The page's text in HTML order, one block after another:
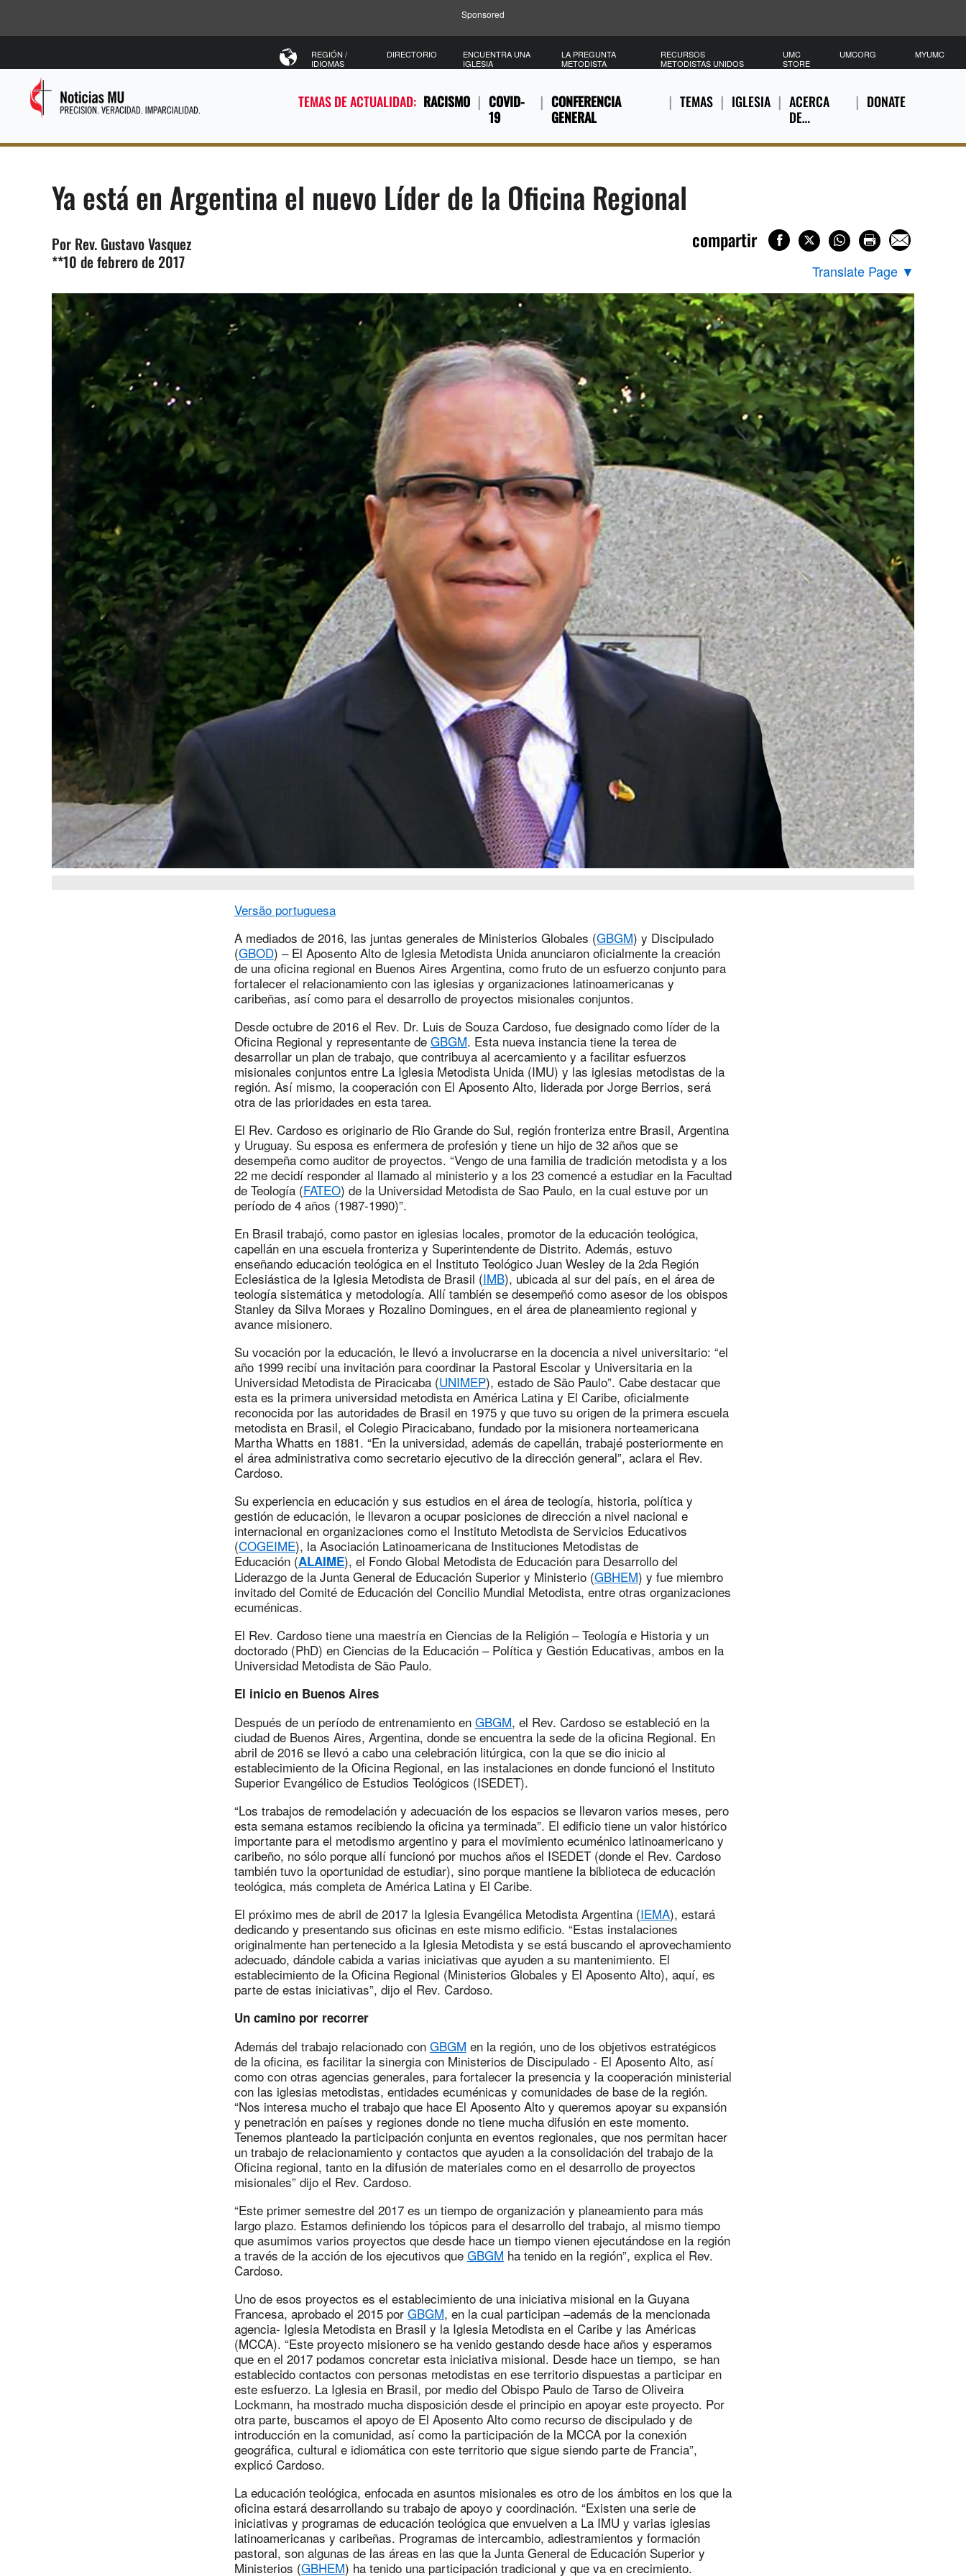
Sponsored
TEMAS DE ACTUALIDAD: RACISMO
COVID-
19
CONFERENCIA
GENERAL
TEMAS IGLESIA
ACERCA
DE…
DONATE
REGIÓN /
IDIOMAS
DIRECTORIO
ENCUENTRA UNA
IGLESIA
LA PREGUNTA
METODISTA
RECURSOS
METODISTAS UNIDOS
UMC
STORE
UMCORG MYUMC
Ya está en Argentina el nuevo Líder de la Oficina Regional
Por Rev. Gustavo Vasquez
**10 de febrero de 2017
compartir
Translate Page ▼
Versão portuguesa
A mediados de 2016, las juntas generales de Ministerios Globales (GBGM) y Discipulado
(GBOD) – El Aposento Alto de Iglesia Metodista Unida anunciaron oficialmente la creación
de una oficina regional en Buenos Aires Argentina, como fruto de un esfuerzo conjunto para
fortalecer el relacionamiento con las iglesias y organizaciones latinoamericanas y
caribeñas, así como para el desarrollo de proyectos misionales conjuntos.
Desde octubre de 2016 el Rev. Dr. Luis de Souza Cardoso, fue designado como líder de la
Oficina Regional y representante de GBGM. Esta nueva instancia tiene la terea de
desarrollar un plan de trabajo, que contribuya al acercamiento y a facilitar esfuerzos
misionales conjuntos entre La Iglesia Metodista Unida (IMU) y las iglesias metodistas de la
región. Así mismo, la cooperación con El Aposento Alto, liderada por Jorge Berrios, será
otra de las prioridades en esta tarea.
El Rev. Cardoso es originario de Rio Grande do Sul, región fronteriza entre Brasil, Argentina
y Uruguay. Su esposa es enfermera de profesión y tiene un hijo de 32 años que se
desempeña como auditor de proyectos. “Vengo de una familia de tradición metodista y a los
22 me decidí responder al llamado al ministerio y a los 23 comencé a estudiar en la Facultad
de Teología (FATEO) de la Universidad Metodista de Sao Paulo, en la cual estuve por un
período de 4 años (1987-1990)”.
En Brasil trabajó, como pastor en iglesias locales, promotor de la educación teológica,
capellán en una escuela fronteriza y Superintendente de Distrito. Además, estuvo
enseñando educación teológica en el Instituto Teológico Juan Wesley de la 2da Región
Eclesiástica de la Iglesia Metodista de Brasil (IMB), ubicada al sur del país, en el área de
teología sistemática y metodología. Allí también se desempeñó como asesor de los obispos
Stanley da Silva Moraes y Rozalino Domingues, en el área de planeamiento regional y
avance misionero.
Su vocación por la educación, le llevó a involucrarse en la docencia a nivel universitario: “el
año 1999 recibí una invitación para coordinar la Pastoral Escolar y Universitaria en la
Universidad Metodista de Piracicaba (UNIMEP), estado de São Paulo”. Cabe destacar que
esta es la primera universidad metodista en América Latina y El Caribe, oficialmente
reconocida por las autoridades de Brasil en 1975 y que tuvo su origen de la primera escuela
metodista en Brasil, el Colegio Piracicabano, fundado por la misionera norteamericana
Martha Whatts en 1881. “En la universidad, además de capellán, trabajé posteriormente en
el área administrativa como secretario ejecutivo de la dirección general”, aclara el Rev.
Cardoso.
Su experiencia en educación y sus estudios en el área de teología, historia, política y
gestión de educación, le llevaron a ocupar posiciones de dirección a nivel nacional e
internacional en organizaciones como el Instituto Metodista de Servicios Educativos
(COGEIME), la Asociación Latinoamericana de Instituciones Metodistas de
Educación (ALAIME), el Fondo Global Metodista de Educación para Desarrollo del
Liderazgo de la Junta General de Educación Superior y Ministerio (GBHEM) y fue miembro
invitado del Comité de Educación del Concilio Mundial Metodista, entre otras organizaciones
ecuménicas.
El Rev. Cardoso tiene una maestría en Ciencias de la Religión – Teología e Historia y un
doctorado (PhD) en Ciencias de la Educación – Política y Gestión Educativas, ambos en la
Universidad Metodista de São Paulo.
El inicio en Buenos Aires
Después de un período de entrenamiento en GBGM, el Rev. Cardoso se estableció en la
ciudad de Buenos Aires, Argentina, donde se encuentra la sede de la oficina Regional. En
abril de 2016 se llevó a cabo una celebración litúrgica, con la que se dio inicio al
establecimiento de la Oficina Regional, en las instalaciones en donde funcionó el Instituto
Superior Evangélico de Estudios Teológicos (ISEDET).
“Los trabajos de remodelación y adecuación de los espacios se llevaron varios meses, pero
esta semana estamos recibiendo la oficina ya terminada”. El edificio tiene un valor histórico
importante para el metodismo argentino y para el movimiento ecuménico latinoamericano y
caribeño, no sólo porque allí funcionó por muchos años el ISEDET (donde el Rev. Cardoso
también tuvo la oportunidad de estudiar), sino porque mantiene la biblioteca de educación
teológica, más completa de América Latina y El Caribe.
El próximo mes de abril de 2017 la Iglesia Evangélica Metodista Argentina (IEMA), estará
dedicando y presentando sus oficinas en este mismo edificio. “Estas instalaciones
originalmente han pertenecido a la Iglesia Metodista y se está buscando el aprovechamiento
adecuado, dándole cabida a varias iniciativas que ayuden a su mantenimiento. El
establecimiento de la Oficina Regional (Ministerios Globales y El Aposento Alto), aquí, es
parte de estas iniciativas”, dijo el Rev. Cardoso.
Un camino por recorrer
Además del trabajo relacionado con GBGM en la región, uno de los objetivos estratégicos
de la oficina, es facilitar la sinergia con Ministerios de Discipulado - El Aposento Alto, así
como con otras agencias generales, para fortalecer la presencia y la cooperación ministerial
con las iglesias metodistas, entidades ecuménicas y comunidades de base de la región.
“Nos interesa mucho el trabajo que hace El Aposento Alto y queremos apoyar su expansión
y penetración en países y regiones donde no tiene mucha difusión en este momento.
Tenemos planteado la participación conjunta en eventos regionales, que nos permitan hacer
un trabajo de relacionamiento y contactos que ayuden a la consolidación del trabajo de la
Oficina regional, tanto en la difusión de materiales como en el desarrollo de proyectos
misionales” dijo el Rev. Cardoso.
“Este primer semestre del 2017 es un tiempo de organización y planeamiento para más
largo plazo. Estamos definiendo los tópicos para el desarrollo del trabajo, al mismo tiempo
que asumimos varios proyectos que desde hace un tiempo vienen ejecutándose en la región
a través de la acción de los ejecutivos que GBGM ha tenido en la región”, explica el Rev.
Cardoso.
Uno de esos proyectos es el establecimiento de una iniciativa misional en la Guyana
Francesa, aprobado el 2015 por GBGM, en la cual participan –además de la mencionada
agencia- Iglesia Metodista en Brasil y la Iglesia Metodista en el Caribe y las Américas
(MCCA). “Este proyecto misionero se ha venido gestando desde hace años y esperamos
que en el 2017 podamos concretar esta iniciativa misional. Desde hace un tiempo, se han
establecido contactos con personas metodistas en ese territorio dispuestas a participar en
este esfuerzo. La Iglesia en Brasil, por medio del Obispo Paulo de Tarso de Oliveira
Lockmann, ha mostrado mucha disposición desde el principio en apoyar este proyecto. Por
otra parte, buscamos el apoyo de El Aposento Alto como recurso de discipulado y de
introducción en la comunidad, así como la participación de la MCCA por la conexión
geográfica, cultural e idiomática con este territorio que sigue siendo parte de Francia”,
explicó Cardoso.
La educación teológica, enfocada en asuntos misionales es otro de los ámbitos en los que la
oficina estará desarrollando su trabajo de apoyo y coordinación. “Existen una serie de
iniciativas y programas de educación teológica que envuelven a La IMU y varias iglesias
latinoamericanas y caribeñas. Programas de intercambio, adiestramientos y formación
pastoral, son algunas de las áreas en las que la Junta General de Educación Superior y
Ministerios (GBHEM) ha tenido una participación tradicional y que va en crecimiento.